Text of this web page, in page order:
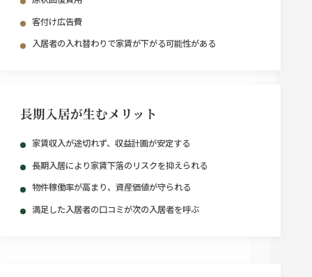
客付け広告費
入居者の入れ替わりで家賃が下がる可能性がある
長期入居が生むメリット
家賃収入が途切れず、収益計画が安定する
⾧期入居により家賃下落のリスクを抑えられる
物件稼働率が高まり、資産価値が守られる
満足した入居者の口コミが次の入居者を呼ぶ